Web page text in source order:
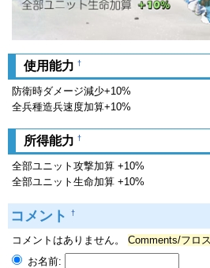
使用能力 †
防衛時ダメージ減少+10%
全兵種造兵速度加算+10%
所得能力 †
全部ユニット攻撃加算 +10%
全部ユニット生命加算 +10%
コメント †
コメントはありません。 Comments/フロ
お名前: